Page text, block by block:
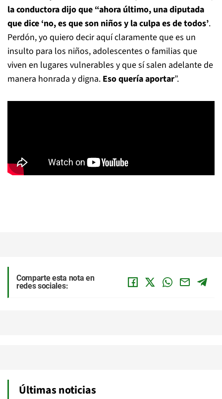
la conductora dijo que “ahora último, una diputada
que dice ‘no, es que son niños y la culpa es de todos’.
Perdón, yo quiero decir aquí claramente que es un
insulto para los niños, adolescentes o familias que
viven en lugares vulnerables y que sí salen adelante de
manera honrada y digna. Eso quería aportar”.
Comparte esta nota en
redes sociales:
Últimas noticias